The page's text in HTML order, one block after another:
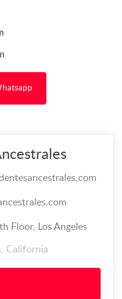
Floor, Los Angeles
California